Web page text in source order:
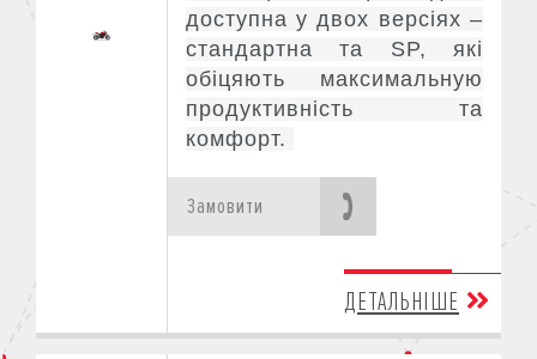
доступна у двох версіях –
стандартна та SP, які
обіцяють максимальную
продуктивність та
комфорт.
Замовити
ДЕТАЛЬНІШЕ